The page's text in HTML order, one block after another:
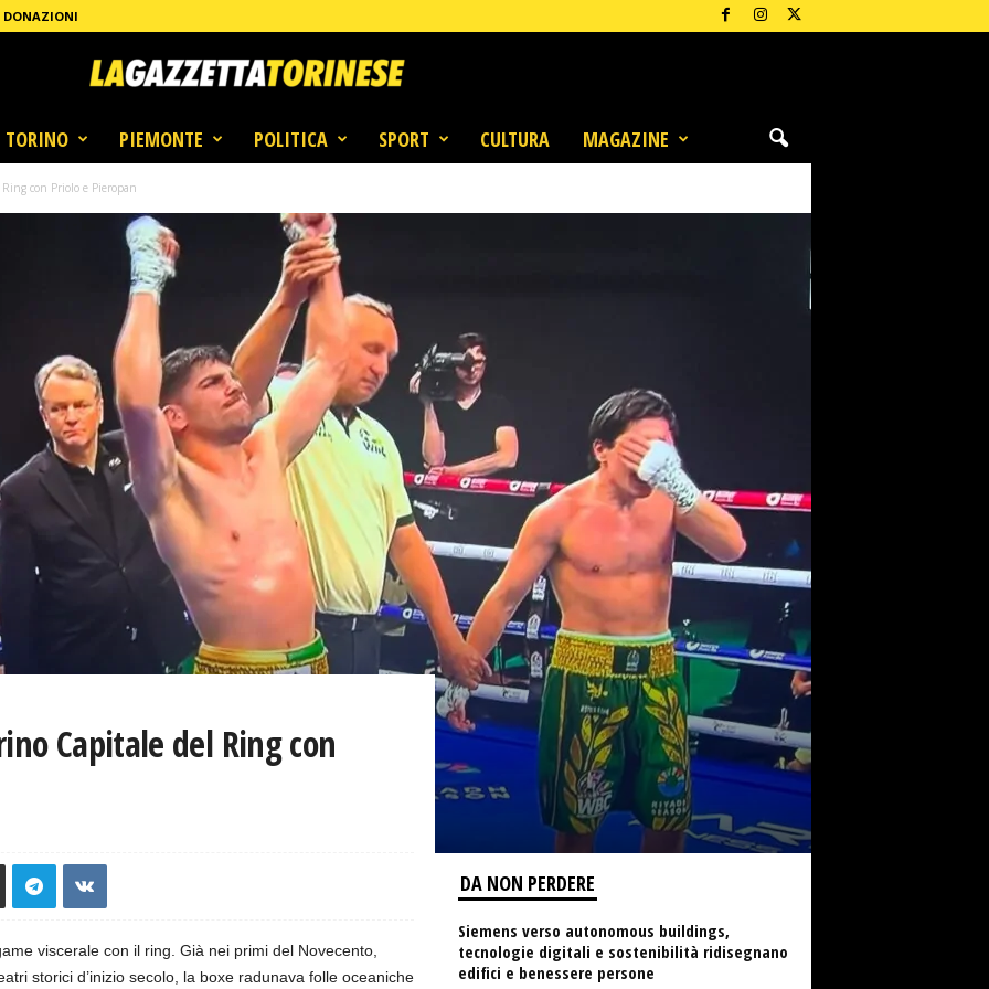
DONAZIONI
TORINO PIEMONTE POLITICA SPORT CULTURA MAGAZINE
con Priolo e Pieropan
Capitale del Ring con
viscerale con il ring. Già nei primi del Novecento,
storici d’inizio secolo, la boxe radunava folle oceaniche
DA NON PERDERE
Siemens verso autonomous buildings,
tecnologie digitali e sostenibilità ridisegnano
edifici e benessere persone